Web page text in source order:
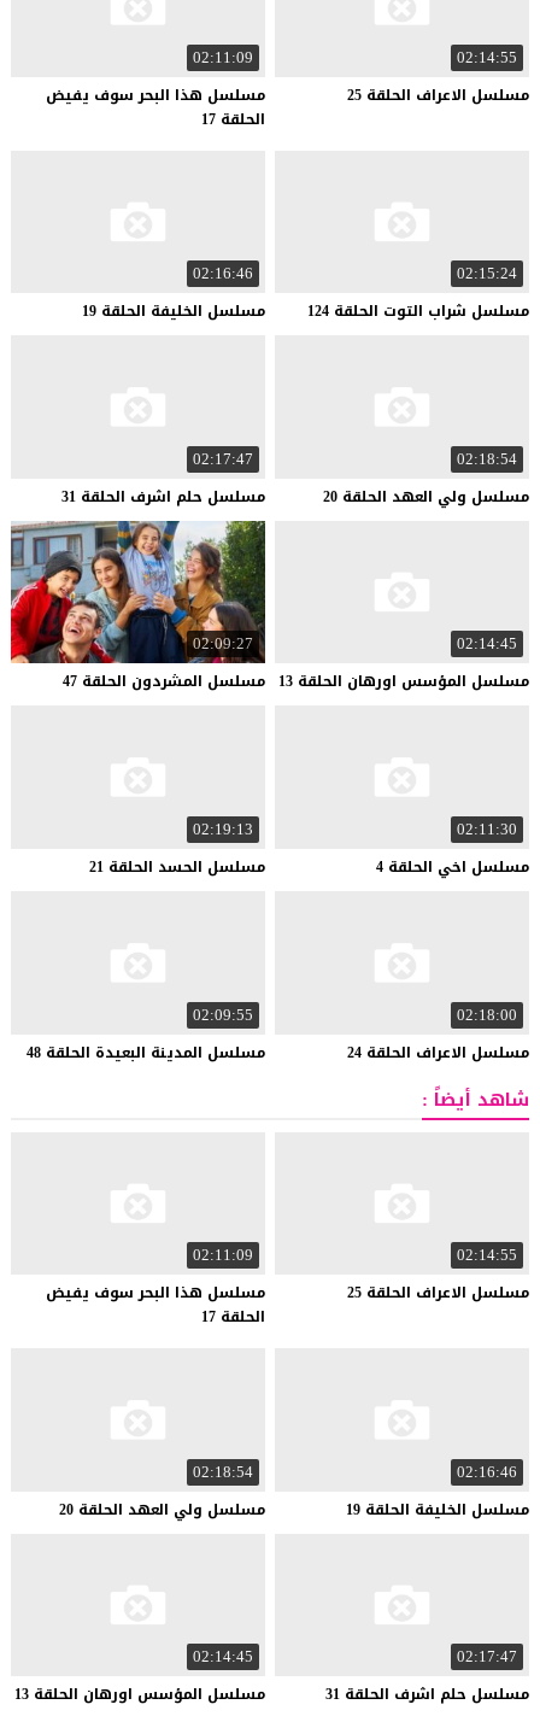
02:14:55
مسلسل الاعراف الحلقة 25
02:11:09
مسلسل هذا البحر سوف يفيض
الحلقة 17
02:15:24
مسلسل شراب التوت الحلقة 124
02:16:46
مسلسل الخليفة الحلقة 19
02:18:54
مسلسل ولي العهد الحلقة 20
02:17:47
مسلسل حلم اشرف الحلقة 31
02:14:45
مسلسل المؤسس اورهان الحلقة 13
02:09:27
مسلسل المشردون الحلقة 47
02:11:30
مسلسل اخي الحلقة 4
02:19:13
مسلسل الحسد الحلقة 21
02:18:00
مسلسل الاعراف الحلقة 24
02:09:55
مسلسل المدينة البعيدة الحلقة 48
شاهد أيضاً :
02:14:55
مسلسل الاعراف الحلقة 25
02:11:09
مسلسل هذا البحر سوف يفيض
الحلقة 17
02:16:46
مسلسل الخليفة الحلقة 19
02:18:54
مسلسل ولي العهد الحلقة 20
02:17:47
مسلسل حلم اشرف الحلقة 31
02:14:45
مسلسل المؤسس اورهان الحلقة 13